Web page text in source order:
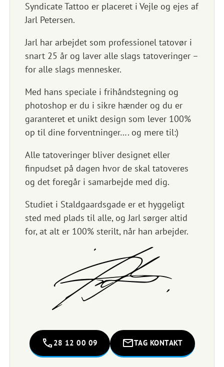
Syndicate Tattoo er placeret i Vejle og ejes af
Jarl Petersen.
Jarl har arbejdet som professionel tatovør i
snart 25 år og laver alle slags tatoveringer –
for alle slags mennesker.
Med hans speciale i frihåndstegning og
photoshop er du i sikre hænder og du er
garanteret et unikt design som lever 100%
op til dine forventninger…. og mere til:)
Alle tatoveringer bliver designet eller
finpudset på dagen hvor de skal tatoveres
og det foregår i samarbejde med dig.
Studiet i Staldgaardsgade er et hyggeligt
sted med plads til alle, og Jarl sørger altid
for, at alt er 100% sterilt, når han arbejder.
28 12 00 09 TAG KONTAKT